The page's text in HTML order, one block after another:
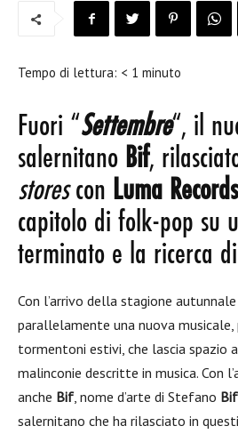
Tempo di lettura: < 1 minuto
Fuori “Settembre“, il
salernitano Bif,
storescon Luma Records
capitolo di folk-pop su
terminato e la ricerca
Con l’arrivo della stagione
parallelamente una nuova musicale,
tormentoni estivi, che lascia spazio
malinconie descritte in musica. Con
anche Bif, nome d’arte di Stefano
salernitano che ha rilasciato in